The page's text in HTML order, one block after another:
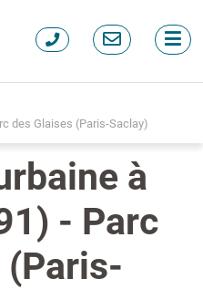
des Glaises (Paris-Saclay)
à
- Parc
(Paris-